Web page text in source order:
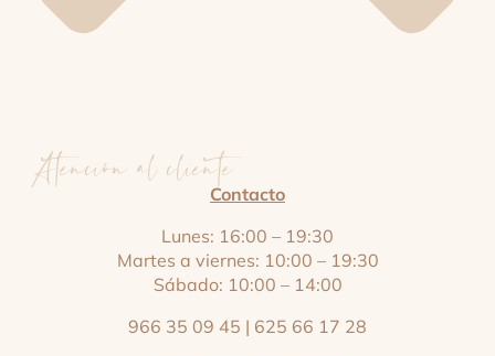
Atención al clienteContacto
Lunes: 16:00 – 19:30
Martes a viernes: 10:00 – 19:30
Sábado: 10:00 – 14:00
966 35 09 45 | 625 66 17 28